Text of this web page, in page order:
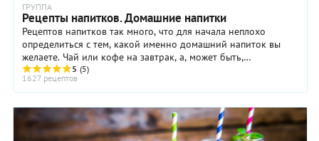
ГРУППА
Рецепты напитков. Домашние напитки
Рецептов напитков так много, что для начала неплохо
определиться с тем, какой именно домашний напиток вы
желаете. Чай или кофе на завтрак, а, может быть,
свежевыжатый сок – фреш? Или молочный коктейль ...
5 (5)
1627 рецептов